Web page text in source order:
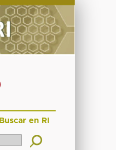
Buscar en RI